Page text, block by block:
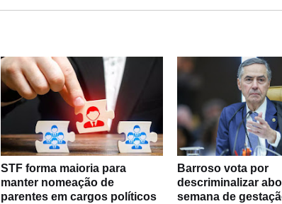
STF forma maioria para
manter nomeação de
parentes em cargos políticos
Barroso vota por
descriminalizar
semana de